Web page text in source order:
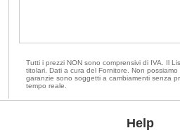
Tutti i prezzi NON sono comprensivi di IVA. Il
titolari. Dati a cura del Fornitore. Non
garanzie sono soggetti a cambiamenti senza
tempo reale.
Help